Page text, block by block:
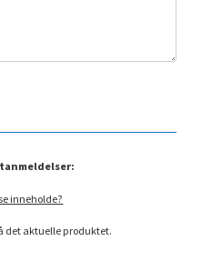
inneholde?
det aktuelle produktet.